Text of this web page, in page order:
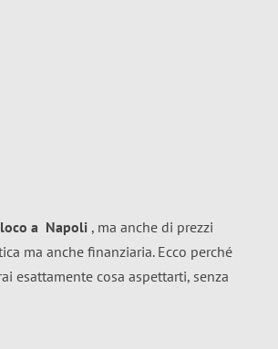
a Napoli , ma anche di prezzi
ma anche finanziaria. Ecco perché
esattamente cosa aspettarti, senza